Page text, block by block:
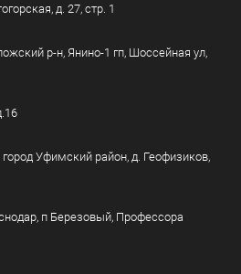
д. 27, стр. 1
р-н, Янино-1 гп, Шоссейная ул,
Уфимский район, д. Геофизиков,
п Березовый, Профессора